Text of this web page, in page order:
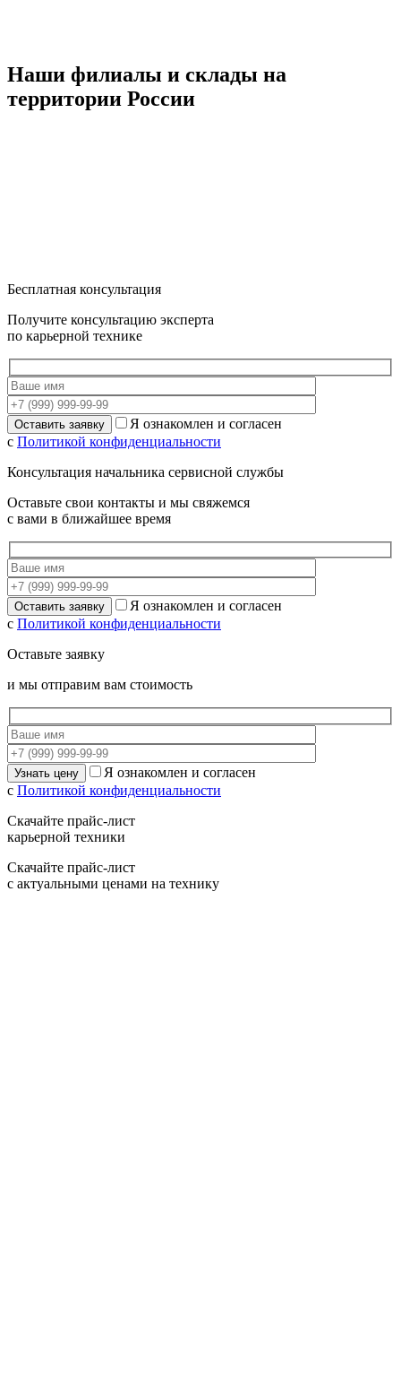
Наши филиалы и склады на
территории России
Бесплатная консультация
Получите консультацию эксперта
по карьерной технике
Я ознакомлен и согласен
с Политикой конфиденциальности
Консультация начальника сервисной службы
Оставьте свои контакты и мы свяжемся
с вами в ближайшее время
Я ознакомлен и согласен
с Политикой конфиденциальности
Оставьте заявку
и мы отправим вам стоимость
Я ознакомлен и согласен
с Политикой конфиденциальности
Скачайте прайс-лист
карьерной техники
Скачайте прайс-лист
с актуальными ценами на технику